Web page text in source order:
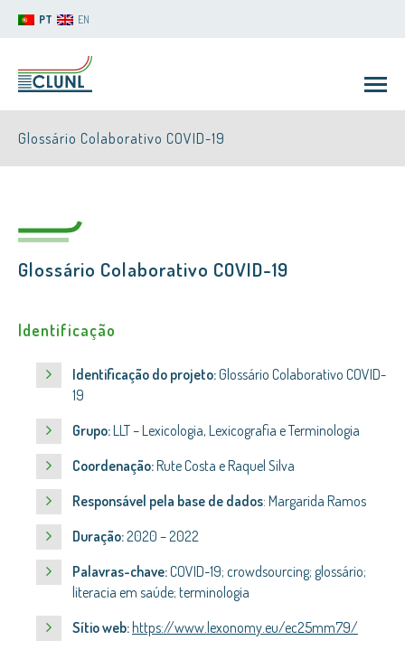
PT EN
CLUNL
Glossário Colaborativo COVID-19
Glossário Colaborativo COVID-19
Identificação
Identificação do projeto:Glossário Colaborativo COVID-
19
Grupo:LLT – Lexicologia, Lexicografia e Terminologia
Coordenação:Rute Costa e Raquel Silva
Responsável pela base de dados: Margarida Ramos
Duração:2020 – 2022
Palavras-chave:COVID-19; crowdsourcing; glossário;
literacia em saúde; terminologia
Sítio web: https://www.lexonomy.eu/ec25mm79/